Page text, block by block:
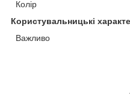
Колір
Користувальницькі
Важливо